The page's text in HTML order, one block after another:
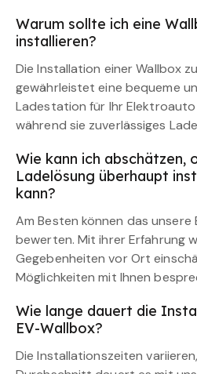
Warum sollte ich eine
installieren?
Die Installation einer Wallbox
gewährleistet eine bequeme
Ladestation für Ihr
während sie zuverlässiges
Wie kann ich abschätzen,
Ladelösung überhaupt
kann?
Am Besten können das unsere
bewerten. Mit ihrer Erfahrung
Gegebenheiten vor Ort
Möglichkeiten mit Ihnen
Wie lange dauert die
EV-Wallbox?
Die Installationszeiten